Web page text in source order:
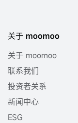
关于 moomoo
关于 moomoo
联系我们
投资者关系
新闻中心
ESG